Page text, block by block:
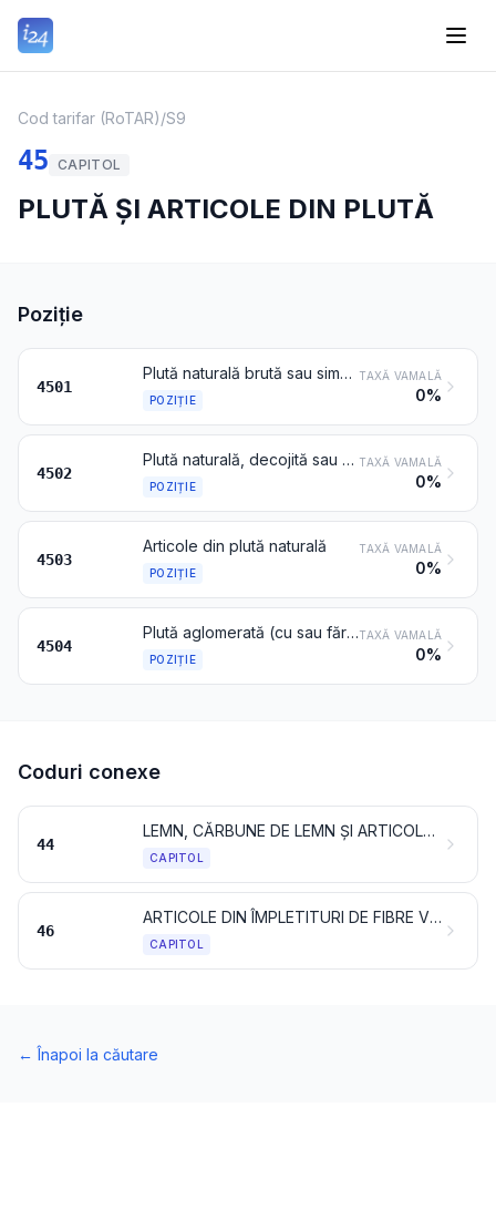
Cod tarifar (RoTAR)/S9
45 CAPITOL
PLUTĂ ȘI ARTICOLE DIN PLUTĂ
Poziție
4501
Plută naturală brută sau simplu prelucrată; deșeuri de plută; plută concasată, granulată sau pulverizată
POZIȚIE
TAXĂ VAMALĂ
0%
4502
Plută naturală, decojită sau simplu ecarisată sau în cuburi, plăci, foi sau benzi de formă pătrată sau dreptunghiulară (inclusiv eboșele cu muchii nefinisate pentru dopuri)
POZIȚIE
TAXĂ VAMALĂ
0%
4503
Articole din plută naturală
POZIȚIE
TAXĂ VAMALĂ
0%
4504
Plută aglomerată (cu sau fără liant) și articole din plută aglomerată
POZIȚIE
TAXĂ VAMALĂ
0%
Coduri conexe
44
LEMN, CĂRBUNE DE LEMN ȘI ARTICOLE DIN LEMN
CAPITOL
46
ARTICOLE DIN ÎMPLETITURI DE FIBRE VEGETALE SAU DIN NUIELE
CAPITOL
←Înapoi la căutare